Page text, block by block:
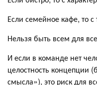
Если семейное кафе, то
Нельзя быть всем для
И если в команде нет
целостность концепции
смысла»), это риск для